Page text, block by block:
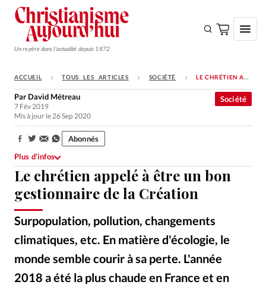
Un repère dans l'actualité depuis 1872
S'ABONNER
Monde
Opinions
Tous les articles
Faire un don
Emploi
Se connecter
Édition: Internationale
ACCUEIL TOUS LES ARTICLES SOCIÉTÉ LE CHRÉTIEN APPELÉ À ÊTRE UN BON GESTIONNAIRE DE LA CRÉATION
Le chrétien appelé à être un bon
gestionnaire de la Création
Surpopulation, pollution, changements
climatiques, etc. En matière d'écologie, le
monde semble courir à sa perte. L'année
2018 a été la plus chaude en France et en
Société
Par David Métreau
7 Fév 2019
Mis à jour le 26 Sep 2020
Partager:
Abonnés
Plus d’infos